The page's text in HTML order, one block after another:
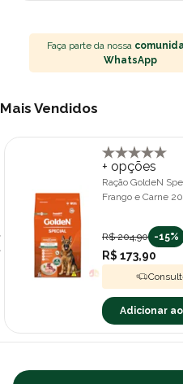
Faça parte da nossa
WhatsApp
Mais Vendidos
+ opções
Ração GoldeN
Frango e Carne
R$ 204,90 -15%
R$ 173,90
Adicionar